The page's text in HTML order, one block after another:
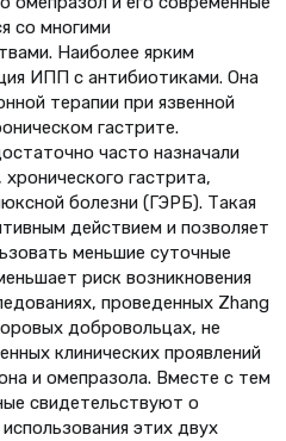
со многими
Наиболее ярким
ИПП с антибиотиками. Она
терапии при язвенной
гастрите.
часто назначали
гастрита,
болезни (ГЭРБ). Такая
действием и позволяет
меньшие суточные
риск возникновения
проведенных Zhang
добровольцах, не
клинических проявлений
и омепразола. Вместе с тем
свидетельствуют о
этих двух